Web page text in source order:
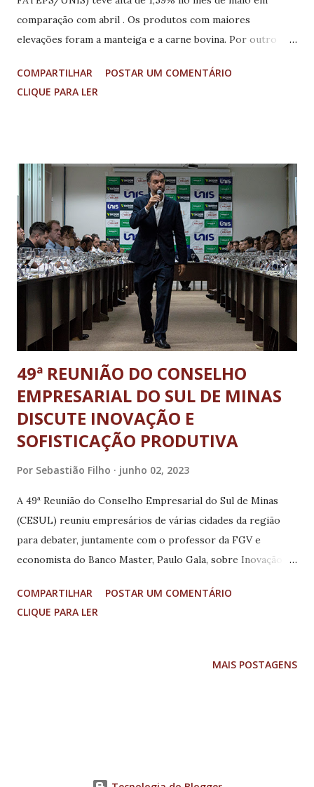
comparação com abril . Os produtos com maiores
elevações foram a manteiga e a carne bovina. Por outro
e a farinha de trigo. No período de 12 meses, entre maio de
2022 e de 2023, o valor da cesta básica na cidade subiu
alimentos nos principais supermercados da cidade,
utilizando uma metodologia adaptada do DIEESE. Na última
semana do mês de maio, o valor médio da cesta básica
nacional de alimentos para o sustento de uma pessoa adulta
na cidade de Três Pontas totalizava R$640,13. Este valor
representa 52,43% do salário mínimo líquido (salário
mínimo total menos o desconto do INSS). Sendo assim, o
trabalhador que recebe um salário mínimo mensal precisava
dedicar 106 horas e 41 minu...
COMPARTILHAR
POSTAR UM COMENTÁRIO
CLIQUE PARA LER
49ª REUNIÃO DO CONSELHO
EMPRESARIAL DO SUL DE MINAS
DISCUTE INOVAÇÃO E
SOFISTICAÇÃO PRODUTIVA
Por Sebastião Filho junho 02, 2023
A 49ª Reunião do Conselho Empresarial do Sul de Minas
(CESUL) reuniu empresários de várias cidades da região
para debater, juntamente com o professor da FGV e
economista do Banco Master, Paulo Gala, sobre Inovação e
alinhado com a temática de 2023 do CESUL, que é
Macrotendências, e tem como objetivo trazer debates
COMPARTILHAR
POSTAR UM COMENTÁRIO
CLIQUE PARA LER
MAIS POSTAGENS